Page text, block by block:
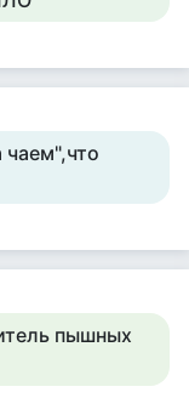
чаем",что
пышных